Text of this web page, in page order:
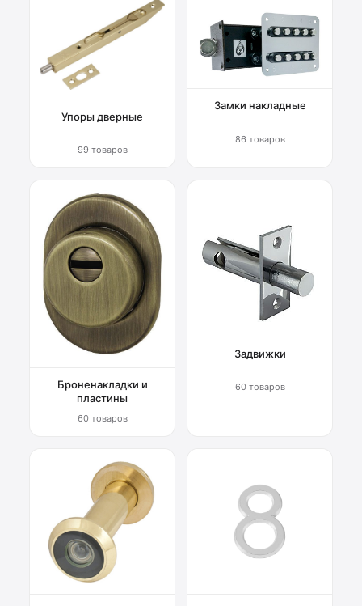
Упоры дверные
99 товаров
Замки накладные
86 товаров
Броненакладки и
пластины
60 товаров
Задвижки
60 товаров